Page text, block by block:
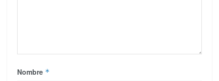
Nombre *